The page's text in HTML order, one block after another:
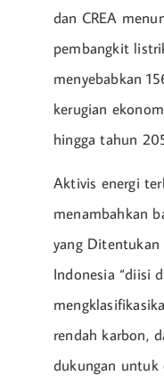
dan CREA
pembangkit
menyebabkan
kerugian
hingga tahun
Aktivis energi
menambahkan
yang Ditentukan
Indonesia “diisi
rendah karbon,
dukungan untuk